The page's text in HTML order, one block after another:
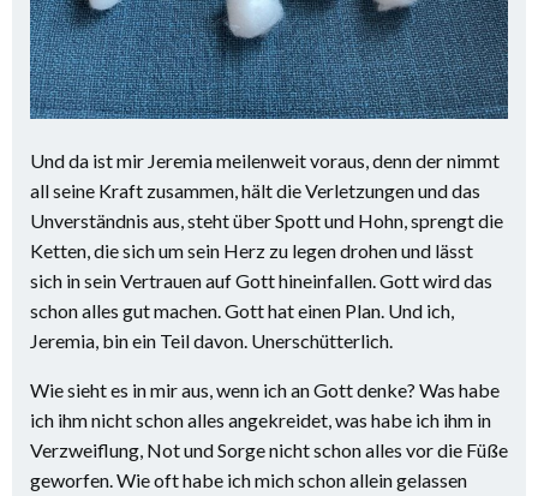
Und da ist mir Jeremia meilenweit voraus, denn der nimmt
all seine Kraft zusammen, hält die Verletzungen und das
Unverständnis aus, steht über Spott und Hohn, sprengt die
Ketten, die sich um sein Herz zu legen drohen und lässt
sich in sein Vertrauen auf Gott hineinfallen. Gott wird das
schon alles gut machen. Gott hat einen Plan. Und ich,
Jeremia, bin ein Teil davon. Unerschütterlich.
Wie sieht es in mir aus, wenn ich an Gott denke? Was habe
ich ihm nicht schon alles angekreidet, was habe ich ihm in
Verzweiflung, Not und Sorge nicht schon alles vor die Füße
geworfen. Wie oft habe ich mich schon allein gelassen